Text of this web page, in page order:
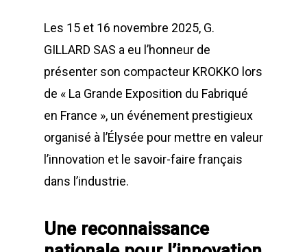
Les 15 et 16 novembre 2025, G.
GILLARD SAS a eu l’honneur de
présenter son compacteur KROKKO lors
de « La Grande Exposition du Fabriqué
en France », un événement prestigieux
organisé à l’Élysée pour mettre en valeur
l’innovation et le savoir-faire français
dans l’industrie.
Une reconnaissance